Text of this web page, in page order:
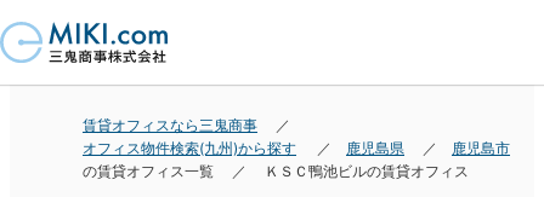
賃貸オフィスなら三鬼商事
オフィス物件検索(九州)から探す
鹿児島県
鹿児島市
の賃貸オフィス一覧
ＫＳＣ鴨池ビルの賃貸オフィス